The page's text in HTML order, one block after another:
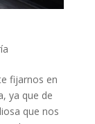
fijarnos en
ya que de
que nos